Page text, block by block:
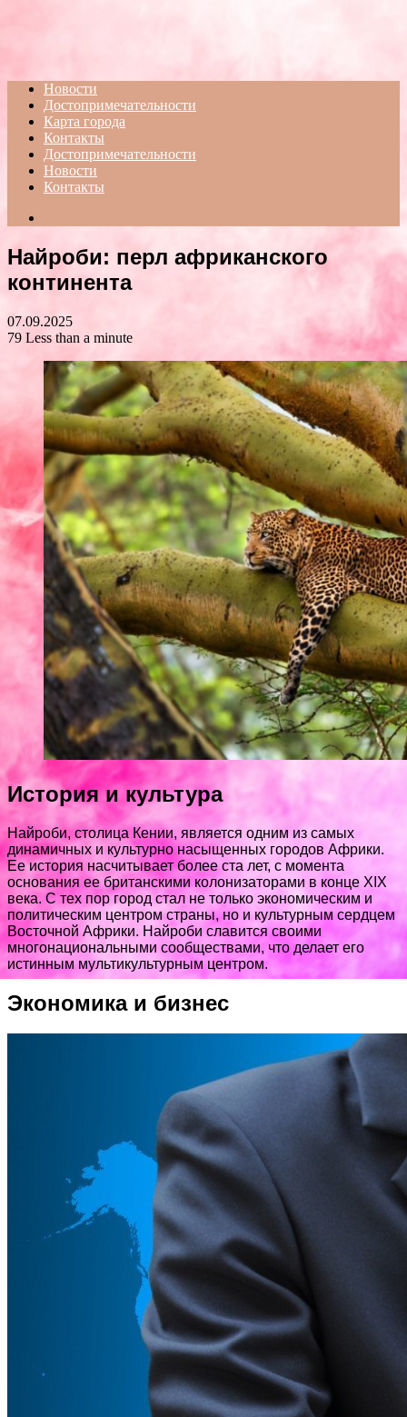
Новости
Достопримечательности
Карта города
Контакты
Достопримечательности
Новости
Контакты
Найроби: перл африканского
континента
07.09.2025
79 Less than a minute
История и культура
Найроби, столица Кении, является одним из самых
динамичных и культурно насыщенных городов Африки.
Ее история насчитывает более ста лет, с момента
основания ее британскими колонизаторами в конце XIX
века. С тех пор город стал не только экономическим и
политическим центром страны, но и культурным сердцем
Восточной Африки. Найроби славится своими
многонациональными сообществами, что делает его
истинным мультикультурным центром.
Экономика и бизнес